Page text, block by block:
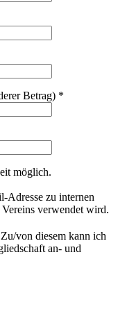
Betrag) *
möglich.
Adresse zu internen
verwendet wird.
von diesem kann ich
an- und